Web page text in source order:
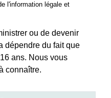
l'information légale et
ou de devenir
dépendre du fait que
ans. Nous vous
connaître.